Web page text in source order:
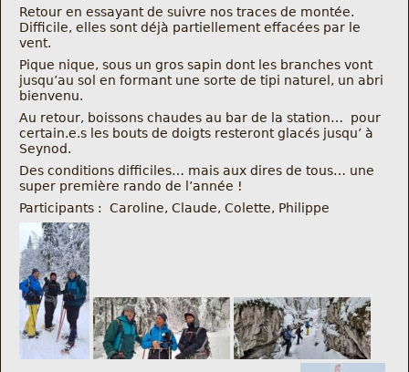
Crazy Gums
Rechercher
Retour en essayant de suivre nos traces de montée.
Difficile, elles sont déjà partiellement effacées par le
vent.
Pique nique, sous un gros sapin dont les branches vont
jusqu’au sol en formant une sorte de tipi naturel, un abri
bienvenu.
Au retour, boissons chaudes au bar de la station… pour
certain.e.s les bouts de doigts resteront glacés jusqu’ à
Seynod.
Des conditions difficiles… mais aux dires de tous… une
super première rando de l’année !
Participants : Caroline, Claude, Colette, Philippe